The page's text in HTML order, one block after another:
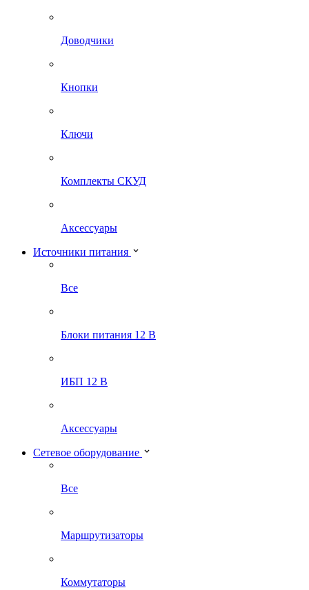
Доводчики
Кнопки
Ключи
Комплекты СКУД
Аксессуары
Источники питания
Все
Блоки питания 12 В
ИБП 12 В
Аксессуары
Сетевое оборудование
Все
Маршрутизаторы
Коммутаторы